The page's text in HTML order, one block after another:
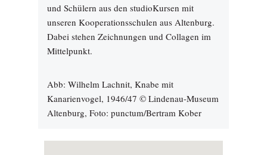
und Schülern aus den studioKursen mit
unseren Kooperationsschulen aus Altenburg.
Dabei stehen Zeichnungen und Collagen im
Mittelpunkt.
Abb: Wilhelm Lachnit, Knabe mit
Kanarienvogel, 1946/47 © Lindenau-Museum
Altenburg, Foto: punctum/Bertram Kober